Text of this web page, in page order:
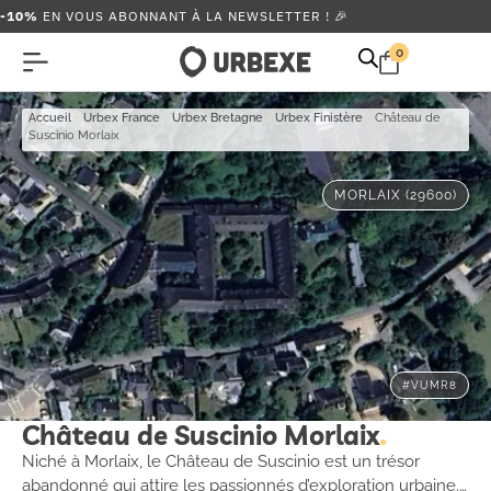
-10% EN VOUS ABONNANT À LA NEWSLETTER ! 🎉
0
Accueil - Urbex France - Urbex Bretagne - Urbex Finistère - Château de
Suscinio Morlaix
MORLAIX (29600)
#VUMR8
Château de Suscinio Morlaix
Niché à Morlaix, le Château de Suscinio est un trésor
abandonné qui attire les passionnés d’exploration urbaine.